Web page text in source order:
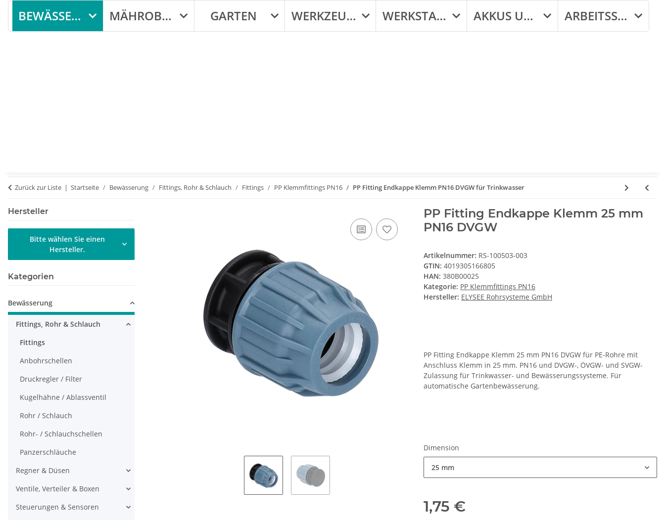
BEWÄSSERUNG MÄHROBOTER GARTEN WERKZEUGE WERKSTATT AKKUS UND LADEGERÄTE ARBEITSSCHUTZ
Zurück zur Liste Startseite Bewässerung Fittings, Rohr & Schlauch Fittings PP Klemmfittings PN16 PP Fitting Endkappe Klemm PN16 DVGW für Trinkwasser
PP Fitting Endkappe Klemm 25 mm
PN16 DVGW
Artikelnummer: RS-100503-003
GTIN: 4019305166805
HAN: 380B00025
Kategorie: PP Klemmfittings PN16
Hersteller: ELYSEE Rohrsysteme GmbH
PP Fitting Endkappe Klemm 25 mm PN16 DVGW für PE-Rohre mit
Anschluss Klemm in 25 mm. PN16 und DVGW-, ÖVGW- und SVGW-
Zulassung für Trinkwasser- und Bewässerungssysteme. Für
automatische Gartenbewässerung.
Dimension
25 mm
1,75 €
Hersteller
Bitte wählen Sie einen
Hersteller.
Kategorien
Bewässerung
Fittings, Rohr & Schlauch
Fittings
Anbohrschellen
Druckregler / Filter
Kugelhähne / Ablassventil
Rohr / Schlauch
Rohr- / Schlauchschellen
Panzerschläuche
Regner & Düsen
Ventile, Verteiler & Boxen
Steuerungen & Sensoren